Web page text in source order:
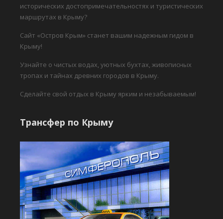
исторических достопримечательностях и туристических
маршрутах в Крыму?
Сайт «Остров Крым» станет вашим надежным гидом в
Крыму!
Узнайте о чистых водах, уютных бухтах, живописных
тропах и тайнах древних городов в Крыму.
Сделайте свой отдых в Крыму ярким и незабываемым!
Трансфер по Крыму